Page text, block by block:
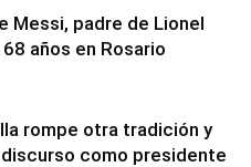
Messi, padre de Lionel
años en Rosario
rompe otra tradición y
como presidente